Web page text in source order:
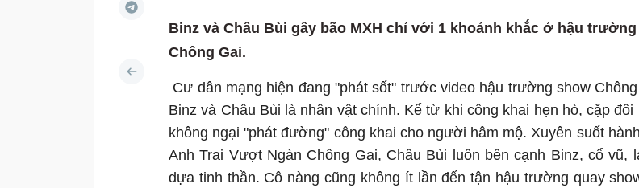
Binz và Châu Bùi gây bão MXH chỉ với 1 khoảnh khắc ở hậu
Chông Gai.
Cư dân mạng hiện đang "phát sốt" trước video hậu trường show
Binz và Châu Bùi là nhân vật chính. Kể từ khi công khai hẹn hò, cặp đôi
không ngại "phát đường" công khai cho người hâm mộ. Xuyên suốt
Anh Trai Vượt Ngàn Chông Gai, Châu Bùi luôn bên cạnh Binz, cổ vũ,
dựa tinh thần. Cô nàng cũng không ít lần đến tận hậu trường quay